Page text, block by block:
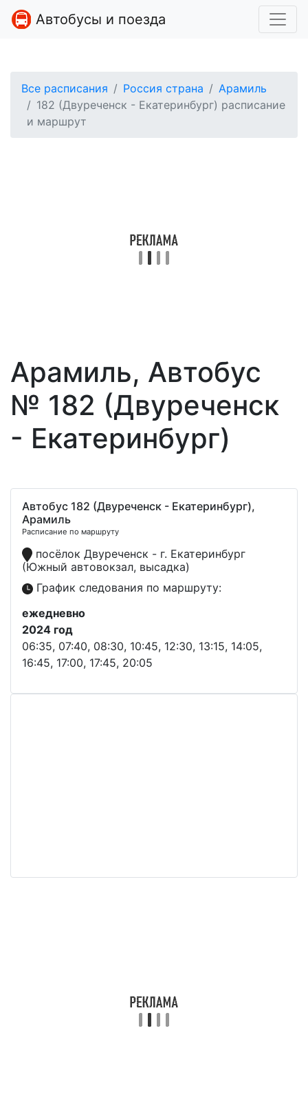
Автобусы и поезда
Все расписания Россия страна
Арамиль
182 (Двуреченск - Екатеринбург) расписание
и маршрут
Арамиль, Автобус
№ 182 (Двуреченск
- Екатеринбург)
Автобус 182 (Двуреченск - Екатеринбург),
Арамиль
Расписание по маршруту
посёлок Двуреченск - г. Екатеринбург
(Южный автовокзал, высадка)
График следования по маршруту:
ежедневно
2024 год
06:35, 07:40, 08:30, 10:45, 12:30, 13:15, 14:05,
16:45, 17:00, 17:45, 20:05